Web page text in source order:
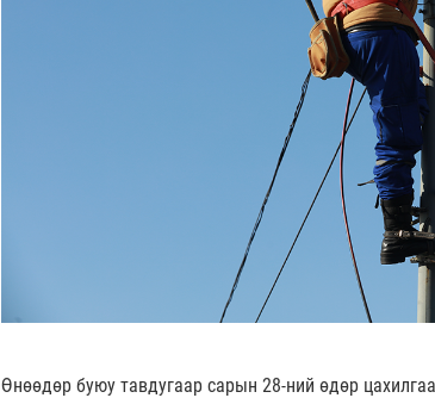
Өнөөдөр буюу тавдугаар сарын 28-ний өдөр